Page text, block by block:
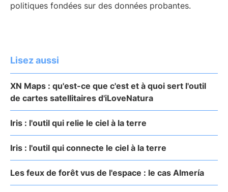
politiques fondées sur des données probantes.
Lisez aussi
XN Maps : qu'est-ce que c'est et à quoi sert l'outil
de cartes satellitaires d'iLoveNatura
Iris : l'outil qui relie le ciel à la terre
Iris : l'outil qui connecte le ciel à la terre
Les feux de forêt vus de l'espace : le cas Almería